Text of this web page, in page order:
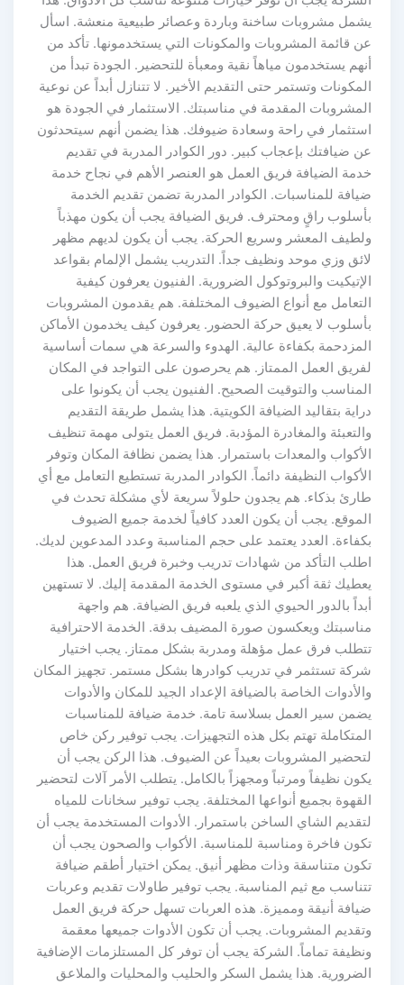
يشمل مشروبات ساخنة وباردة وعصائر طبيعية منعشة. اسأل
عن قائمة المشروبات والمكونات التي يستخدمونها. تأكد من
أنهم يستخدمون مياهاً نقية ومعبأة للتحضير. الجودة تبدأ من
المكونات وتستمر حتى التقديم الأخير. لا تتنازل أبداً عن نوعية
المشروبات المقدمة في مناسبتك. الاستثمار في الجودة هو
استثمار في راحة وسعادة ضيوفك. هذا يضمن أنهم سيتحدثون
عن ضيافتك بإعجاب كبير. دور الكوادر المدربة في تقديم
خدمة الضيافة فريق العمل هو العنصر الأهم في نجاح خدمة
ضيافة للمناسبات. الكوادر المدربة تضمن تقديم الخدمة
بأسلوب راقٍ ومحترف. فريق الضيافة يجب أن يكون مهذباً
ولطيف المعشر وسريع الحركة. يجب أن يكون لديهم مظهر
لائق وزي موحد ونظيف جداً. التدريب يشمل الإلمام بقواعد
الإتيكيت والبروتوكول الضرورية. الفنيون يعرفون كيفية
التعامل مع أنواع الضيوف المختلفة. هم يقدمون المشروبات
بأسلوب لا يعيق حركة الحضور. يعرفون كيف يخدمون الأماكن
المزدحمة بكفاءة عالية. الهدوء والسرعة هي سمات أساسية
لفريق العمل الممتاز. هم يحرصون على التواجد في المكان
المناسب والتوقيت الصحيح. الفنيون يجب أن يكونوا على
دراية بتقاليد الضيافة الكويتية. هذا يشمل طريقة التقديم
والتعبئة والمغادرة المؤدبة. فريق العمل يتولى مهمة تنظيف
الأكواب والمعدات باستمرار. هذا يضمن نظافة المكان وتوفر
الأكواب النظيفة دائماً. الكوادر المدربة تستطيع التعامل مع أي
طارئ بذكاء. هم يجدون حلولاً سريعة لأي مشكلة تحدث في
الموقع. يجب أن يكون العدد كافياً لخدمة جميع الضيوف
بكفاءة. العدد يعتمد على حجم المناسبة وعدد المدعوين لديك.
اطلب التأكد من شهادات تدريب وخبرة فريق العمل. هذا
يعطيك ثقة أكبر في مستوى الخدمة المقدمة إليك. لا تستهين
أبداً بالدور الحيوي الذي يلعبه فريق الضيافة. هم واجهة
مناسبتك ويعكسون صورة المضيف بدقة. الخدمة الاحترافية
تتطلب فرق عمل مؤهلة ومدربة بشكل ممتاز. يجب اختيار
شركة تستثمر في تدريب كوادرها بشكل مستمر. تجهيز المكان
والأدوات الخاصة بالضيافة الإعداد الجيد للمكان والأدوات
يضمن سير العمل بسلاسة تامة. خدمة ضيافة للمناسبات
المتكاملة تهتم بكل هذه التجهيزات. يجب توفير ركن خاص
لتحضير المشروبات بعيداً عن الضيوف. هذا الركن يجب أن
يكون نظيفاً ومرتباً ومجهزاً بالكامل. يتطلب الأمر آلات لتحضير
القهوة بجميع أنواعها المختلفة. يجب توفير سخانات للمياه
لتقديم الشاي الساخن باستمرار. الأدوات المستخدمة يجب أن
تكون فاخرة ومناسبة للمناسبة. الأكواب والصحون يجب أن
تكون متناسقة وذات مظهر أنيق. يمكن اختيار أطقم ضيافة
تتناسب مع ثيم المناسبة. يجب توفير طاولات تقديم وعربات
ضيافة أنيقة ومميزة. هذه العربات تسهل حركة فريق العمل
وتقديم المشروبات. يجب أن تكون الأدوات جميعها معقمة
ونظيفة تماماً. الشركة يجب أن توفر كل المستلزمات الإضافية
الضرورية. هذا يشمل السكر والحليب والمحليات والملاعق